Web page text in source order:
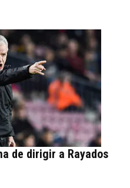
de dirigir a Rayados